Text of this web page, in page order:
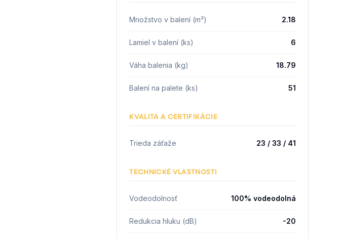
Množstvo v balení (m²) 2.18
Lamiel v balení (ks) 6
Váha balenia (kg) 18.79
Balení na palete (ks) 51
KVALITA A CERTIFIKÁCIE
Trieda záťaže 23 / 33 / 41
TECHNICKÉ VLASTNOSTI
Vodeodolnosť 100% vodeodolná
Redukcia hluku (dB) -20